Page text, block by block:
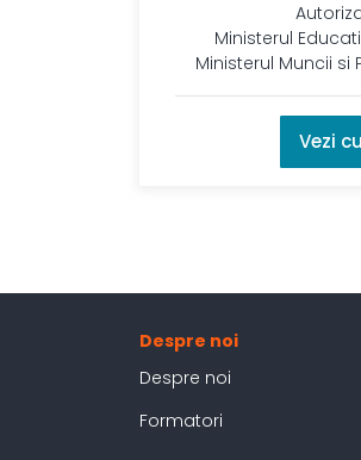
Ministerul
Ministerul Muncii si
Vezi
Despre noi
Despre noi
Formatori